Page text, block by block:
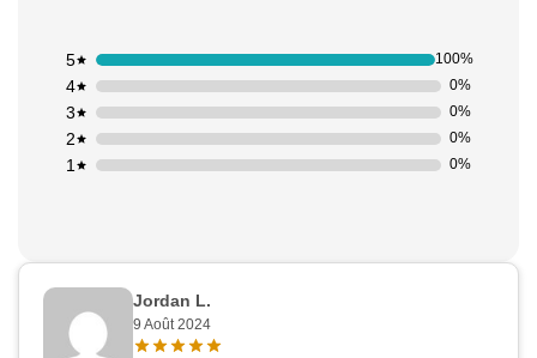
1 0%
2 0%
3 0%
4 0%
5 100%
Jordan L.
9 Août 2024